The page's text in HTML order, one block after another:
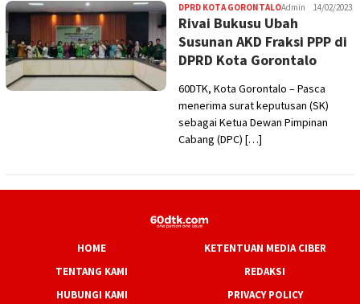
DPRD KOTA GORONTALOAdmin 14/02/2023
Rivai Bukusu Ubah
Susunan AKD Fraksi PPP di
DPRD Kota Gorontalo
60DTK, Kota Gorontalo – Pasca
menerima surat keputusan (SK)
sebagai Ketua Dewan Pimpinan
Cabang (DPC) […]
HOME
KETENTUAN MEDIA CIBER
TENTANG KAMI
REDAKSI
HUBUNGI KAMI
PRIVACY POLICY